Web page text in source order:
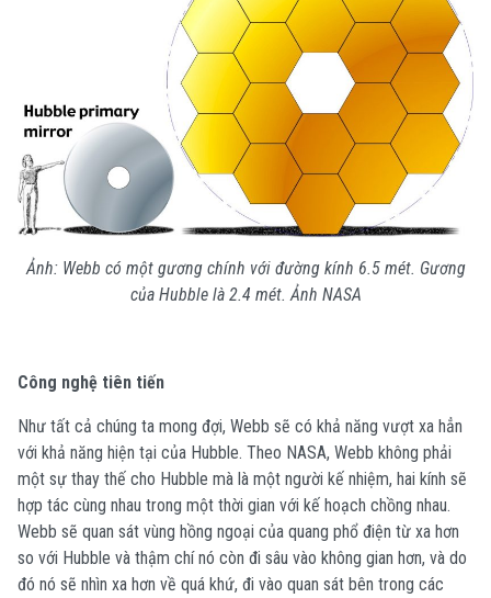
Ảnh: Webb có một gương chính với đường kính 6.5 mét. Gương
của Hubble là 2.4 mét. Ảnh NASA
Công nghệ tiên tiến
Như tất cả chúng ta mong đợi, Webb sẽ có khả năng vượt xa hẳn
với khả năng hiện tại của Hubble. Theo NASA, Webb không phải
một sự thay thế cho Hubble mà là một người kế nhiệm, hai kính sẽ
hợp tác cùng nhau trong một thời gian với kế hoạch chồng nhau.
Webb sẽ quan sát vùng hồng ngoại của quang phổ điện từ xa hơn
so với Hubble và thậm chí nó còn đi sâu vào không gian hơn, và do
đó nó sẽ nhìn xa hơn về quá khứ, đi vào quan sát bên trong các